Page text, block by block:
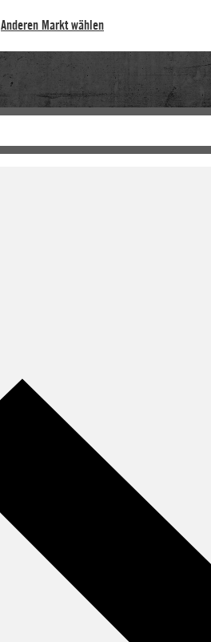
Anderen Markt wählen